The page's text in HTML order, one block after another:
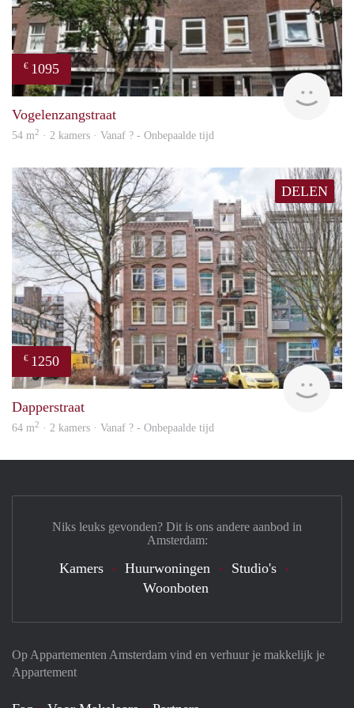
€ 1095
rent
Vogelenzangstraat
54 m2 · 2 kamers · Vanaf ? - Onbepaalde tijd
DELEN
€ 1250
Dapperstraat
64 m2 · 2 kamers · Vanaf ? - Onbepaalde tijd
Op Appartementen Amsterdam vind en verhuur je makkelijk je
Appartement
Niks leuks gevonden? Dit is ons andere aanbod in
Amsterdam:
Kamers Huurwoningen
Studio's
Woonboten